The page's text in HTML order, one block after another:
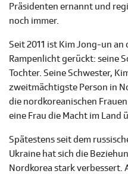
Präsidenten ernannt und
noch immer.
Seit 2011 ist Kim Jong-un an
Rampenlicht gerückt: seine
Tochter. Seine Schwester,
zweitmächtigste Person in
die nordkoreanischen
eine Frau die Macht im Land
Spätestens seit dem
Ukraine hat sich die
Nordkorea stark verbessert.